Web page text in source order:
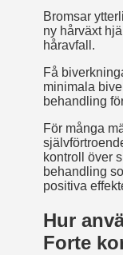
Bromsar
ny hårväxt
håravfall.
Få
minimala
behandling
För många
kontroll över
behandling
positiva
Hur
Forte